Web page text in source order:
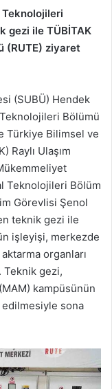
gezi ile TÜBİTAK
(RUTE) ziyaret
(SUBÜ) Hendek
Bölümü
Türkiye Bilimsel ve
Raylı Ulaşım
Teknolojileri Bölüm
Görevlisi Şenol
teknik gezi ile
işleyişi, merkezde
organları
Teknik gezi,
kampüsünün
edilmesiyle sona